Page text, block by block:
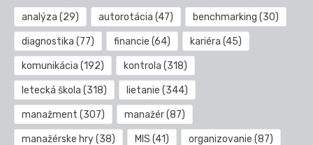
analýza (29) autorotácia (47) benchmarking (30)
diagnostika (77) financie (64) kariéra (45)
komunikácia (192) kontrola (318)
letecká škola (318) lietanie (344)
manažment (307) manažér(87)
manažérske hry(38) MIS (41) organizovanie (87)